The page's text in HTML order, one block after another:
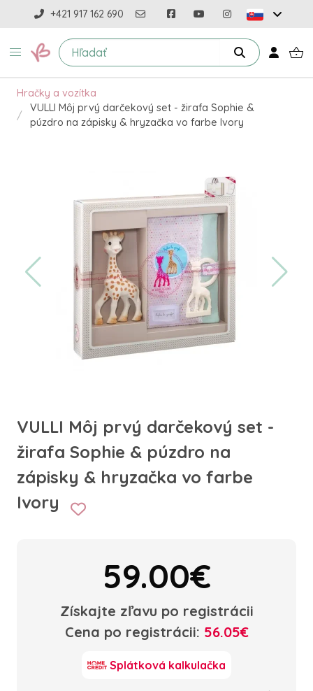
+421 917 162 690
Hračky a vozítka
VULLI Môj prvý darčekový set - žirafa Sophie &
púzdro na zápisky & hryzačka vo farbe Ivory
VULLI Môj prvý darčekový set -
žirafa Sophie & púzdro na
zápisky & hryzačka vo farbe
Ivory
59.00€
Získajte zľavu po registrácii
Cena po registrácii: 56.05€
Splátková kalkulačka